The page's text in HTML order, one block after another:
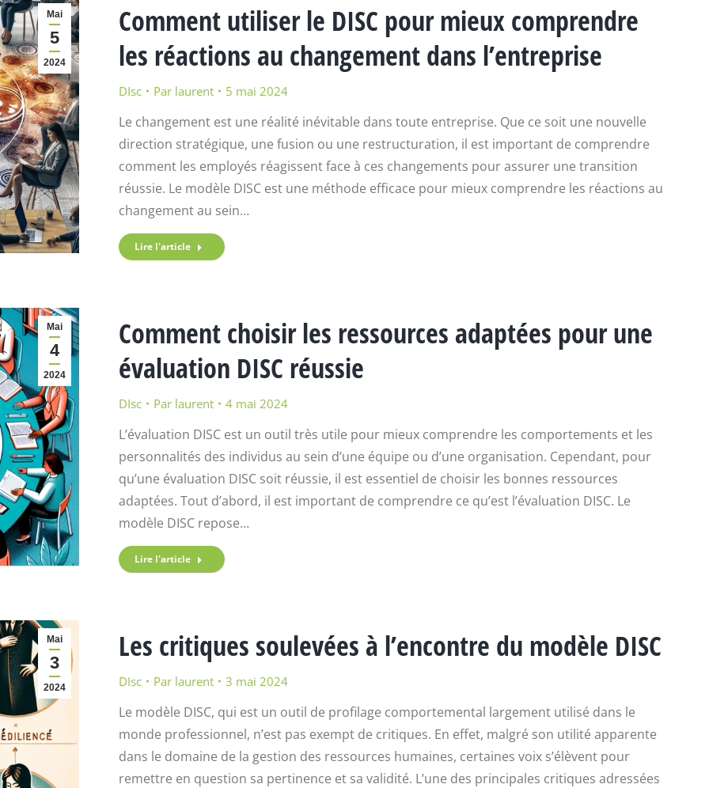
Mai
5
2024
Comment utiliser le DISC pour mieux comprendre
les réactions au changement dans l’entreprise
DIsc Par laurent 5 mai 2024
Le changement est une réalité inévitable dans toute entreprise. Que ce soit une nouvelle
direction stratégique, une fusion ou une restructuration, il est important de comprendre
comment les employés réagissent face à ces changements pour assurer une transition
réussie. Le modèle DISC est une méthode efficace pour mieux comprendre les réactions au
changement au sein…
Lire l'article
Mai
4
2024
Comment choisir les ressources adaptées pour une
évaluation DISC réussie
DIsc Par laurent 4 mai 2024
L’évaluation DISC est un outil très utile pour mieux comprendre les comportements et les
personnalités des individus au sein d’une équipe ou d’une organisation. Cependant, pour
qu’une évaluation DISC soit réussie, il est essentiel de choisir les bonnes ressources
adaptées. Tout d’abord, il est important de comprendre ce qu’est l’évaluation DISC. Le
modèle DISC repose…
Lire l'article
Mai
3
2024
Les critiques soulevées à l’encontre du modèle DISC
DIsc Par laurent 3 mai 2024
Le modèle DISC, qui est un outil de profilage comportemental largement utilisé dans le
monde professionnel, n’est pas exempt de critiques. En effet, malgré son utilité apparente
dans le domaine de la gestion des ressources humaines, certaines voix s’élèvent pour
remettre en question sa pertinence et sa validité. L’une des principales critiques adressées